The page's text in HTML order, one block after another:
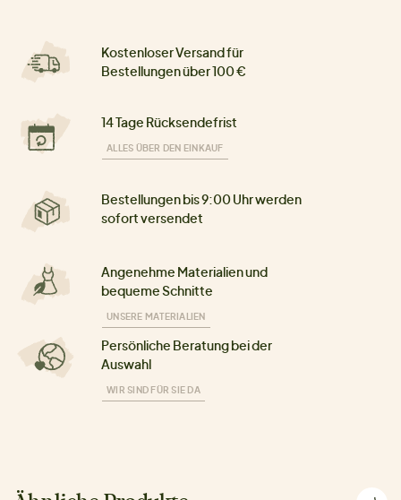
Kostenloser Versand für
Bestellungen über 100 €
14 Tage Rücksendefrist
ALLES ÜBER DEN EINKAUF
Bestellungen bis 9:00 Uhr werden
sofort versendet
Angenehme Materialien und
bequeme Schnitte
UNSERE MATERIALIEN
Persönliche Beratung bei der
Auswahl
WIR SIND FÜR SIE DA